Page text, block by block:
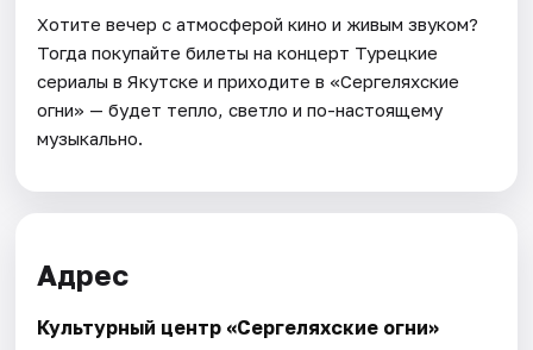
Хотите вечер с атмосферой кино и живым звуком?
Тогда покупайте билеты на концерт Турецкие
сериалы в Якутске и приходите в «Сергеляхские
огни» — будет тепло, светло и по-настоящему
музыкально.
Адрес
Культурный центр «Сергеляхские огни»